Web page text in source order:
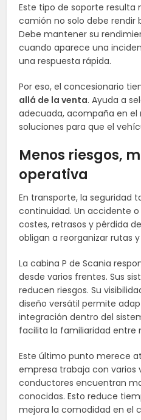
Este tipo de soporte resulta
camión no solo debe rendir
Debe mantener su
cuando aparece una
una respuesta rápida.
Por eso, el concesionario
allá de la venta. Ayuda a
adecuada, acompaña en
soluciones para que el
Menos riesgos,
operativa
En transporte, la seguridad
continuidad. Un accidente
costes, retrasos y pérdida
obligan a reorganizar rutas
La cabina P de Scania
desde varios frentes. Sus
reducen riesgos. Su
diseño versátil permite
integración dentro del
facilita la familiaridad entre
Este último punto merece
empresa trabaja con varios
conductores encuentran
conocidas. Esto reduce
mejora la comodidad en el